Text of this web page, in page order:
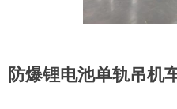
防爆锂电池单轨吊机